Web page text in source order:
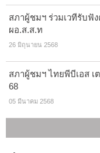
สภาผู้ชมฯ ร่วมเวทีรับฟั
ผอ.ส.ส.ท
26 มิถุนายน 2568
สภาผู้ชมฯ ไทยพีบีเอส เ
68
05 มีนาคม 2568